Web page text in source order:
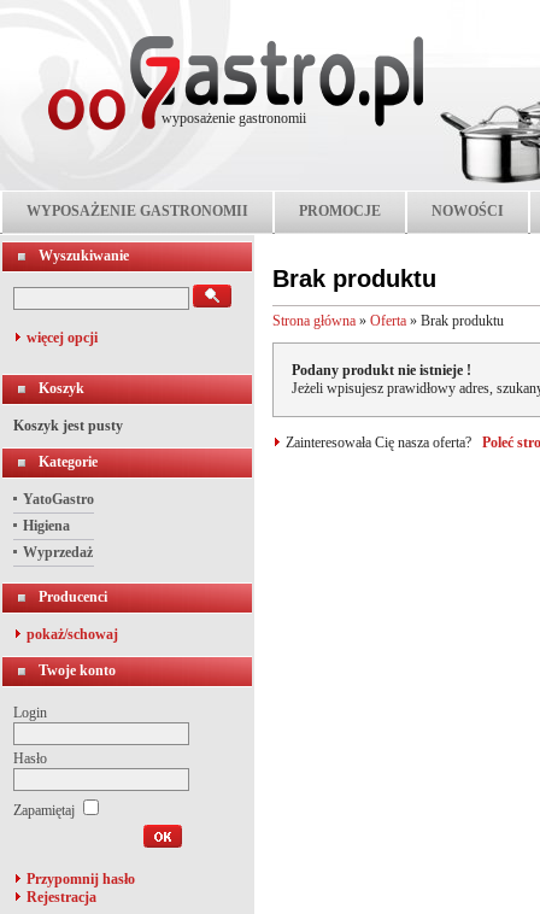
wyposażenie gastronomii
WYPOSAŻENIE GASTRONOMII PROMOCJE NOWOŚCI
Wyszukiwanie
więcej opcji
Koszyk
Koszyk jest pusty
Kategorie
YatoGastro
Higiena
Wyprzedaż
Producenci
pokaż/schowaj
Twoje konto
Login
Hasło
Zapamiętaj
Przypomnij hasło
Rejestracja
Brak produktu
Strona główna » Oferta » Brak produktu
Podany produkt nie istnieje !
Jeżeli wpisujesz prawidłowy adres,
Zainteresowała Cię nasza oferta? Poleć